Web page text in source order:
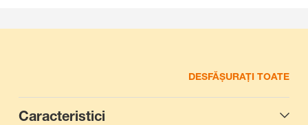
DESFĂȘURAȚI TOATE
Caracteristici